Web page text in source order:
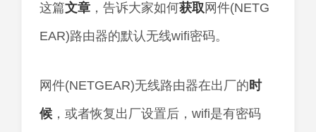
这篇文章 ，告诉大家如何获取 网件(NETG
EAR)路由器的默认无线wifi密码。
网件(NETGEAR)无线路由器在出厂的时
候 ，或者恢复出厂设置后，wifi是有密码